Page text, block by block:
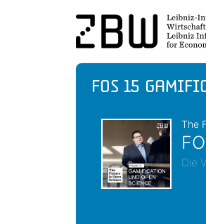
FOS 15